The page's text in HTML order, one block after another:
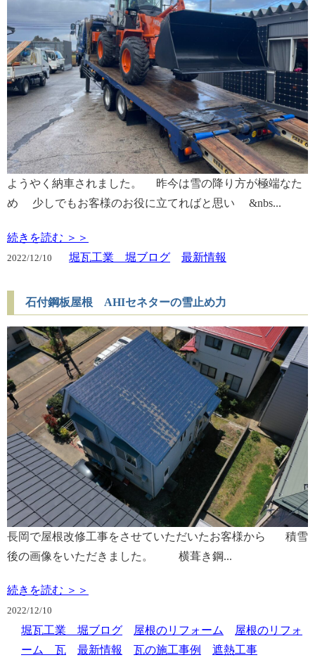
ようやく納車されました。 昨今は雪の降り方が極端なた
め 少しでもお客様のお役に立てればと思い &nbs...
続きを読む ＞＞
2022/12/10 堀瓦工業 堀ブログ 最新情報
石付鋼板屋根 AHIセネターの雪止め力
長岡で屋根改修工事をさせていただいたお客様から 積雪
後の画像をいただきました。 横葺き鋼...
続きを読む ＞＞
2022/12/10
堀瓦工業 堀ブログ 屋根のリフォーム
屋根のリフォ
ーム 瓦
最新情報 瓦の施工事例 遮熱工事